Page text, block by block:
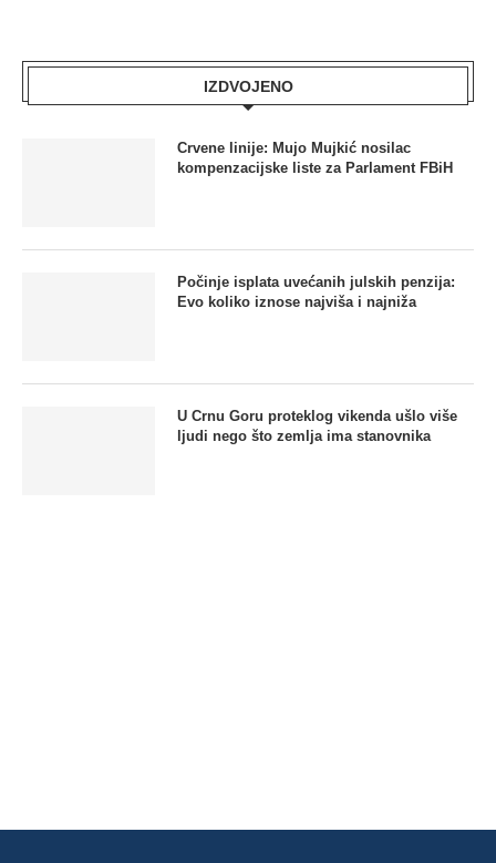
IZDVOJENO
Crvene linije: Mujo Mujkić nosilac
kompenzacijske liste za Parlament FBiH
Počinje isplata uvećanih julskih penzija:
Evo koliko iznose najviša i najniža
U Crnu Goru proteklog vikenda ušlo više
ljudi nego što zemlja ima stanovnika